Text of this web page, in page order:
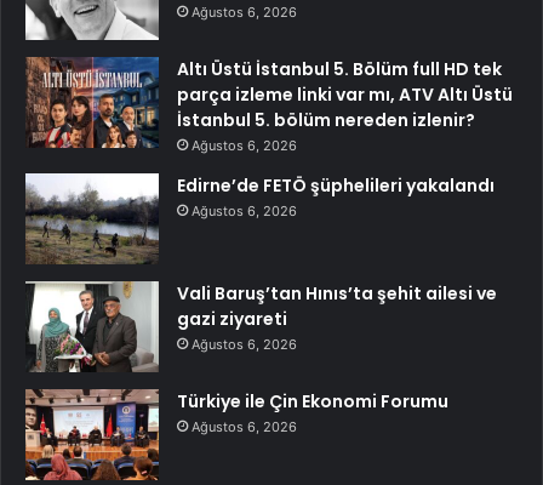
Ağustos 6, 2026
Altı Üstü İstanbul 5. Bölüm full HD tek
parça izleme linki var mı, ATV Altı Üstü
İstanbul 5. bölüm nereden izlenir?
Ağustos 6, 2026
Edirne’de FETÖ şüphelileri yakalandı
Ağustos 6, 2026
Vali Baruş’tan Hınıs’ta şehit ailesi ve
gazi ziyareti
Ağustos 6, 2026
Türkiye ile Çin Ekonomi Forumu
Ağustos 6, 2026